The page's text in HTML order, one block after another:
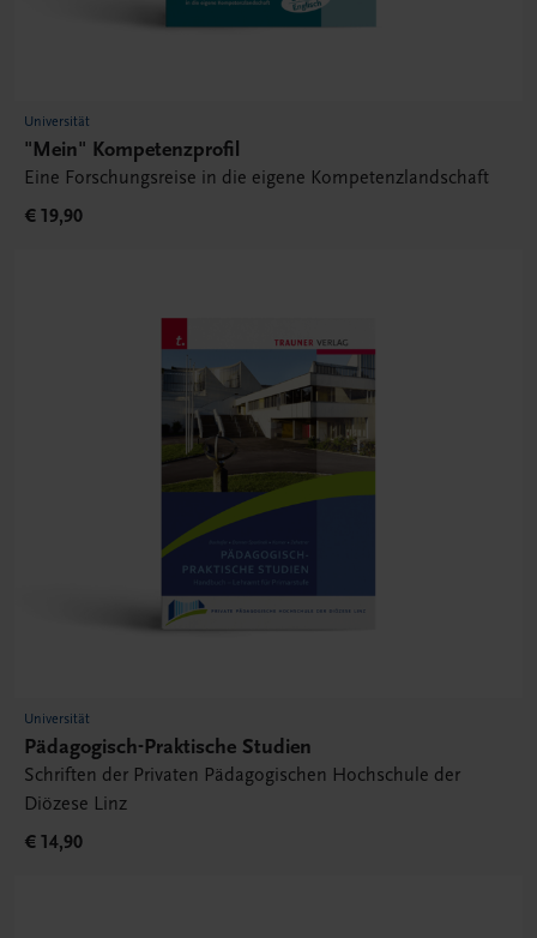
Universität
"Mein" Kompetenzprofil
Eine Forschungsreise in die eigene Kompetenzlandschaft
€ 19,90
Universität
Pädagogisch-Praktische Studien
Schriften der Privaten Pädagogischen Hochschule der
Diözese Linz
€ 14,90